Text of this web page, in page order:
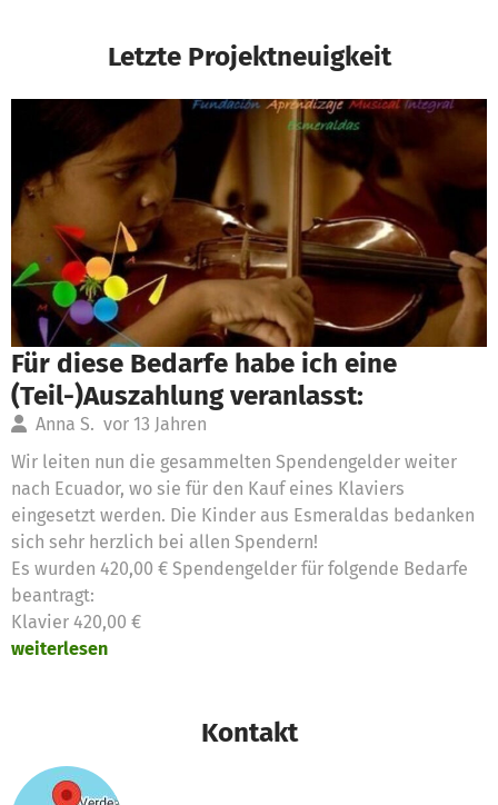
Letzte Projektneuigkeit
Für diese Bedarfe habe ich eine
(Teil-)Auszahlung veranlasst:
Anna S. vor 13 Jahren
Wir leiten nun die gesammelten Spendengelder weiter
nach Ecuador, wo sie für den Kauf eines Klaviers
eingesetzt werden. Die Kinder aus Esmeraldas bedanken
sich sehr herzlich bei allen Spendern!
Es wurden 420,00 € Spendengelder für folgende Bedarfe
beantragt:
Klavier 420,00 €
weiterlesen
Kontakt